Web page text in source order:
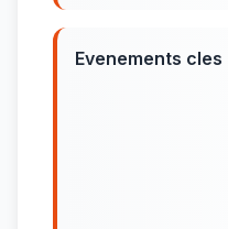
Evenements cles